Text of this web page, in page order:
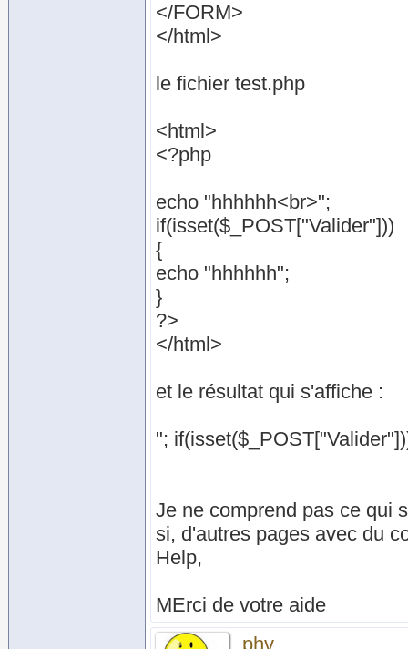
</FORM>
</html>
le fichier test.php
<html>
<?php
echo "hhhhhh<br>";
if(isset($_POST["Valider"]))
{
echo "hhhhhh";
}
?>
</html>
et le résultat qui s'affiche :
";
Je ne comprend pas ce qui
si, d'autres pages avec du
Help,
MErci de votre aide
phv